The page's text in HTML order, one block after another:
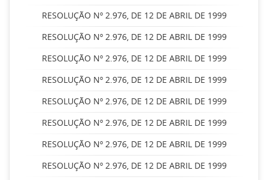
RESOLUÇÃO Nº 2.976, DE 12 DE ABRIL DE 1999
RESOLUÇÃO Nº 2.976, DE 12 DE ABRIL DE 1999
RESOLUÇÃO Nº 2.976, DE 12 DE ABRIL DE 1999
RESOLUÇÃO Nº 2.976, DE 12 DE ABRIL DE 1999
RESOLUÇÃO Nº 2.976, DE 12 DE ABRIL DE 1999
RESOLUÇÃO Nº 2.976, DE 12 DE ABRIL DE 1999
RESOLUÇÃO Nº 2.976, DE 12 DE ABRIL DE 1999
RESOLUÇÃO Nº 2.976, DE 12 DE ABRIL DE 1999